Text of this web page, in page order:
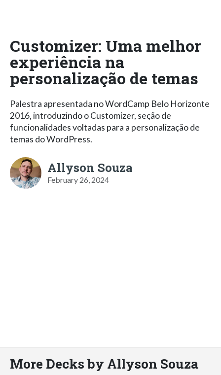
Customizer: Uma melhor
experiência na
personalização de temas
Palestra apresentada no WordCamp Belo Horizonte
2016, introduzindo o Customizer, seção de
funcionalidades voltadas para a personalização de
temas do WordPress.
Allyson Souza
February 26, 2024
More Decks by Allyson Souza